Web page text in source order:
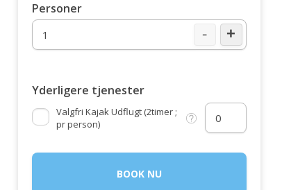
Personer
+
-
Yderligere tjenester
Valgfri Kajak Udflugt (2timer ;
pr person)
BOOK NU